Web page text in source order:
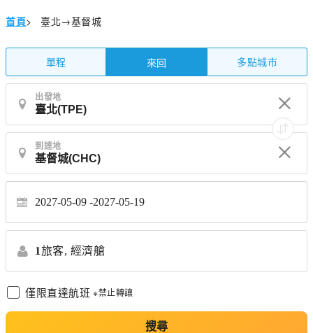
首頁> 臺北→基督城
單程 來回 多點城市
出發地
到達地
2027-05-09 2027-05-19
1旅客, 經濟艙
僅限直達航班 ※禁止轉讓
搜尋